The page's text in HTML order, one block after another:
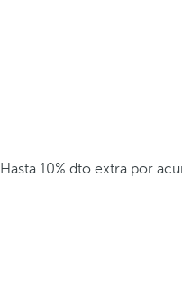
Hasta 10% dto extra por